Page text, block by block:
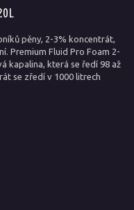
pěny, 2-3% koncentrát,
Premium Fluid Pro Foam 2-
kapalina, která se ředí 98 až
se zředí v 1000 litrech